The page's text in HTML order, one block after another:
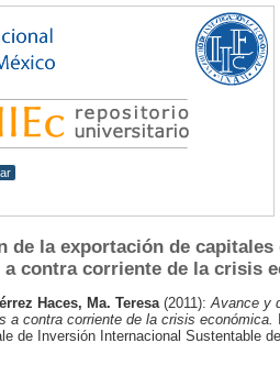
de la exportación de
a contra corriente de la crisis
Haces, Ma. Teresa (2011): Avance y
a contra corriente de la crisis económica.
de Inversión Internacional Sustentable